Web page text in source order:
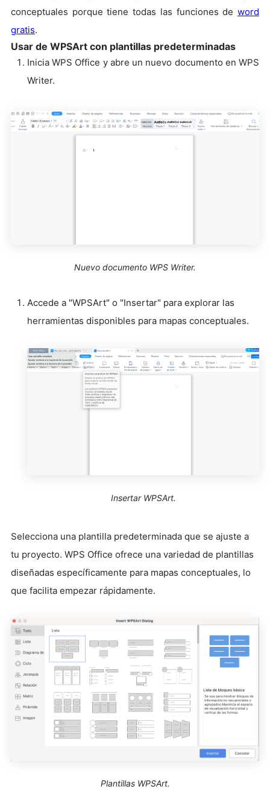
conceptuales porque tiene todas las funciones de word
gratis.
Usar de WPSArt con plantillas predeterminadas
Inicia WPS Office y abre un nuevo documento en WPS
Writer.
Nuevo documento WPS Writer.
Accede a "WPSArt" o "Insertar" para explorar las
herramientas disponibles para mapas conceptuales.
Insertar WPSArt.
Selecciona una plantilla predeterminada que se ajuste a
tu proyecto. WPS Office ofrece una variedad de plantillas
diseñadas específicamente para mapas conceptuales, lo
que facilita empezar rápidamente.
Plantillas WPSArt.